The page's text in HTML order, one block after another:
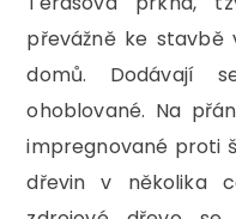
převážně ke stavbě
domů. Dodávají
ohoblované. Na
impregnované proti
dřevin v několika